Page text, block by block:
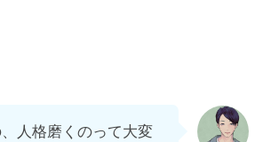
人格磨くのって大変